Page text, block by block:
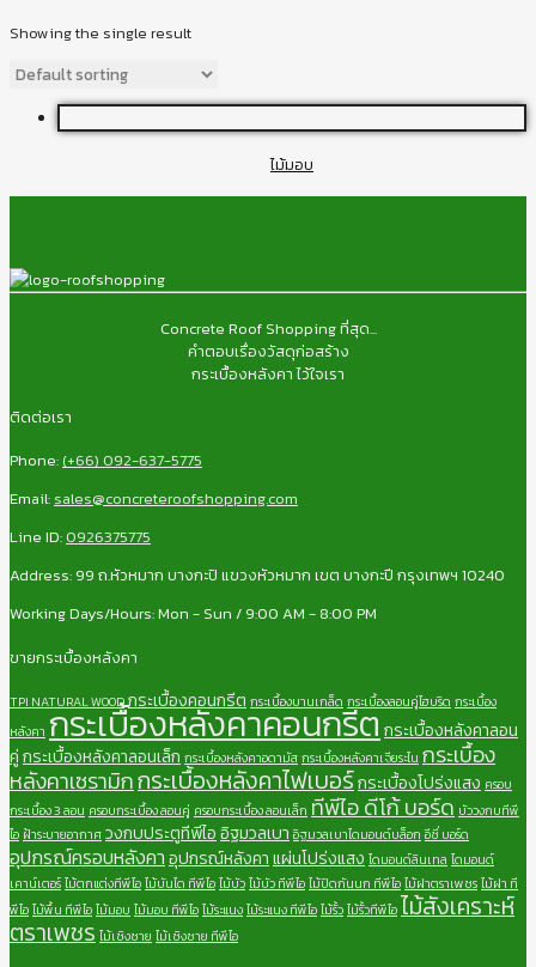
Showing the single result
ไม้มอบ
Concrete Roof Shopping ที่สุด...
คำตอบเรื่องวัสดุก่อสร้าง
กระเบื้องหลังคา ไว้ใจเรา
ติดต่อเรา
Phone: (+66) 092-637-5775
Email: sales@concreteroofshopping.com
Line ID: 0926375775
Address: 99 ถ.หัวหมาก บางกะปิ แขวงหัวหมาก เขต บางกะปี กรุงเทพฯ 10240
Working Days/Hours: Mon - Sun / 9:00 AM - 8:00 PM
ขายกระเบื้องหลังคา
TPI NATURAL WOODกระเบื้องคอนกรีต กระเบื้องบานเกล็ด กระเบื้องลอนคู่ไฮบริด กระเบื้อง
หลังคา กระเบื้องหลังคาคอนกรีตกระเบื้องหลังคาลอน
คู่กระเบื้องหลังคาลอนเล็ก กระเบื้องหลังคาอดามัสกระเบื้องหลังคาเจียระไน กระเบื้อง
หลังคาเซรามิกกระเบื้องหลังคาไฟเบอร์กระเบื้องโปร่งแสง ครอบ
กระเบื้อง 3 ลอน ครอบกระเบื้อง ลอนคู่ ครอบกระเบื้อง ลอนเล็ก ทีพีไอ ดีโก้ บอร์ด บัววงกบทีพี
ไอ ฝ้าระบายอากาศวงกบประตูทีพีไออิฐมวลเบา อิฐมวลเบาไดมอนด์บล็อก อีซี่ บอร์ด
อุปกรณ์ครอบหลังคาอุปกรณ์หลังคาแผ่นโปร่งแสง ไดมอนด์ลินเทล ไดมอนด์
เคาน์เตอร์ไม้ตกแต่งทีพีไอไม้บันได ทีพีไอไม้บัวไม้บัว ทีพีไอไม้ปิดกันนก ทีพีไอไม้ฝาตราเพชรไม้ฝา ที
พีไอไม้พื้น ทีพีไอไม้มอบ ไม้มอบ ทีพีไอไม้ระแนงไม้ระแนง ทีพีไอไม้รั้วไม้รั้วทีพีไอไม้สังเคราะห์
ตราเพชร ไม้เชิงชาย ไม้เชิงชาย ทีพีไอ